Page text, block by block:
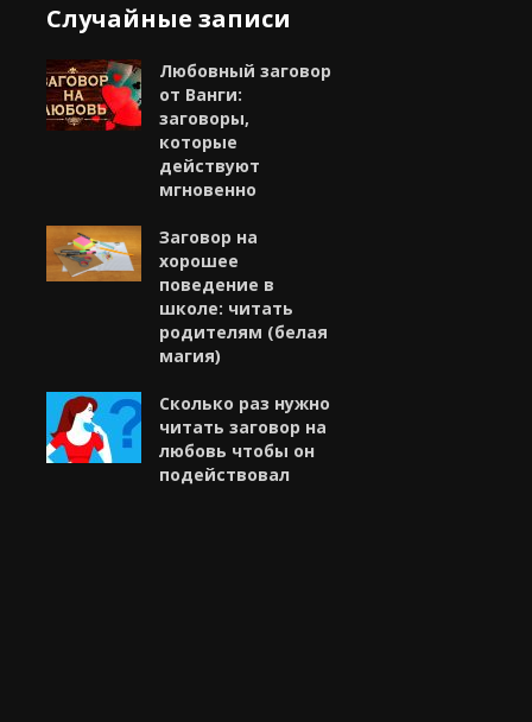
Случайные записи
Любовный заговор
от Ванги:
заговоры,
которые
действуют
мгновенно
Заговор на
хорошее
поведение в
школе: читать
родителям (белая
магия)
Сколько раз нужно
читать заговор на
любовь чтобы он
подействовал